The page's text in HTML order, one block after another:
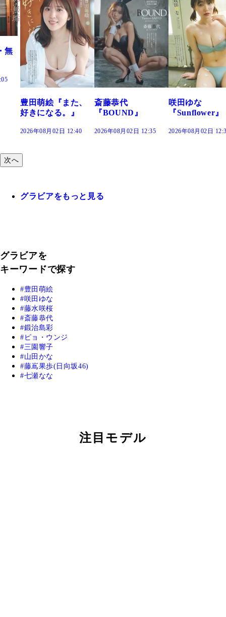
また、
。』
12:40
斎藤恭代
『BOUND』
2026年08月02日 12:35
咲田ゆな
『Sunflower』
2026年08月02日 12:30
藤水咲桜
だまり』
2026年08月02
次へ
グラビアをもっと見る
グラビアを
キーワードで探す
豊田萌絵
咲田ゆな
藤水咲桜
斎藤恭代
鍛治島彩
ピョ・ウンジ
三園響子
山田かな
藤嶌果歩(日向坂46)
七瀬なな
注目モデル